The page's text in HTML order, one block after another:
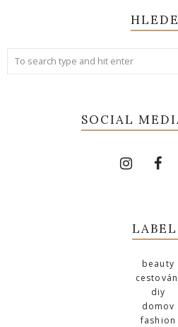
SOCIAL
beauty
diy
domov
fashion